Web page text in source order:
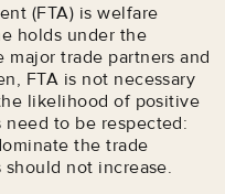
(FTA) is welfare
holds under the
major trade partners and
FTA is not necessary
likelihood of positive
to be respected:
the trade
not increase.